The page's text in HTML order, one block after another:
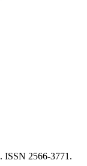
ISSN 2566-3771.